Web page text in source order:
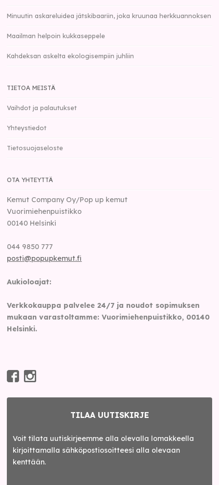
Minuutin askareluidea jätskibaariin, joka kruunaa herkkuannoksen
Maailman helpoin kukkaseppele
Kahdeksan askelta ekologisempiin juhliin
TIETOA MEISTÄ
Vaihdot ja palautukset
Yhteystiedot
Tietosuojaseloste
OTA YHTEYTTÄ
Kemut Company Oy/Pop up kemut
Vuorimiehenpuistikko
00140 Helsinki
044 9850 777
posti@popupkemut.fi
Aukioloajat:
Verkkokauppa palvelee 24/7 ja noudot sopimuksen
mukaan varastoltamme: Vuorimiehenpuistikko, 00140
Helsinki.
TILAA UUTISKIRJE
Voit tilata uutiskirjeemme alla olevalla lomakkeella
kirjoittamalla sähköpostiosoitteesi alla olevaan
kenttään.